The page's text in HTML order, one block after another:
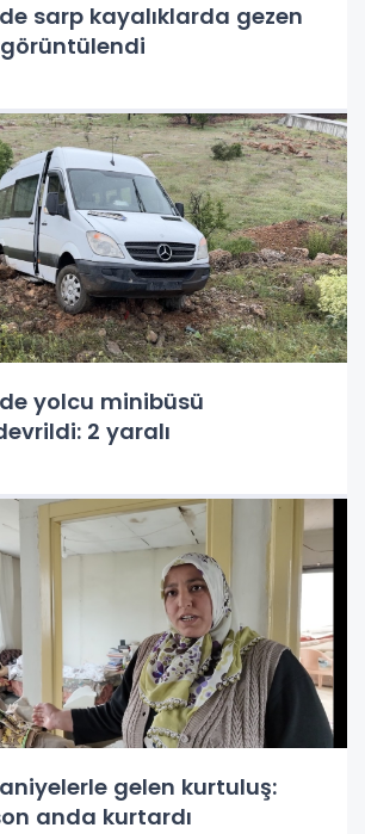
sarp kayalıklarda gezen
yolcu minibüsü
2 yaralı
gelen kurtuluş:
anda kurtardı